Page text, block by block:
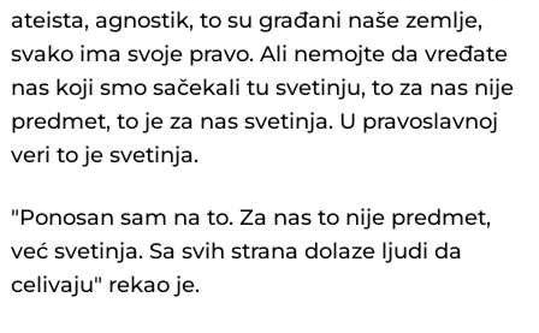
ateista, agnostik, to su građani naše zemlje,
svako ima svoje pravo. Ali nemojte da vređate
nas koji smo sačekali tu svetinju, to za nas nije
predmet, to je za nas svetinja. U pravoslavnoj
veri to je svetinja.
"Ponosan sam na to. Za nas to nije predmet,
već svetinja. Sa svih strana dolaze ljudi da
celivaju" rekao je.